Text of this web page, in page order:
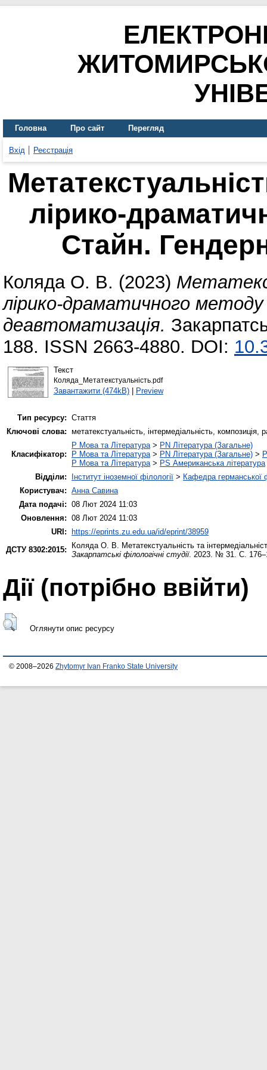
Головна Про сайт Перегляд
Вхід Реєстрація
лірико-
Стайн.
Коляда О. В. (2023)
лірико-драматичного
деавтоматизація.
188. ISSN 2663-4880. DOI:
Текст
Коляда_Метатекстуальність.pdf
Завантажити (474kB)| Preview
Тип ресурсу: Стаття
Ключові слова: метатекстуальність, інтермедіальність,
Класифікатор:
P Мова та Література> PN Література (Загальне)
P Мова та Література> PN Література (Загальне) >
P Мова та Література> PS Американська література
Відділи:
Інститут іноземної філології > Кафедра германської
Користувач: Анна Савина
Дата подачі: 08 Лют 2024 11:03
Оновлення: 08 Лют 2024 11:03
URI:
https://eprints.zu.edu.ua/id/eprint/38959
ДСТУ 8302:2015:
Коляда О. В. Метатекстуальність та
Закарпатські філологічні студії. 2023. № 31. С.
Дії ​​(потрібно ввійти)
Оглянути опис ресурсу
© 2008–2026 Zhytomyr Ivan Franko State University